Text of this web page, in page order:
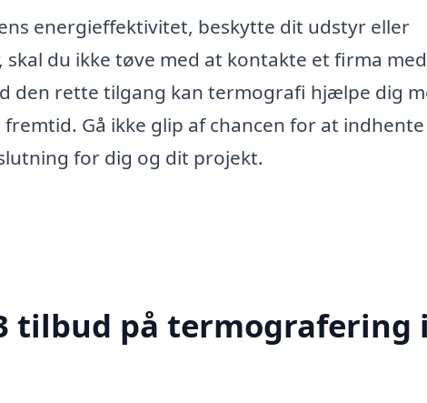
energieffektivitet, beskytte dit udstyr eller
du ikke tøve med at kontakte et firma med
den rette tilgang kan termografi hjælpe dig
Gå ikke glip af chancen for at
for dig og dit projekt.
tilbud på termografering i